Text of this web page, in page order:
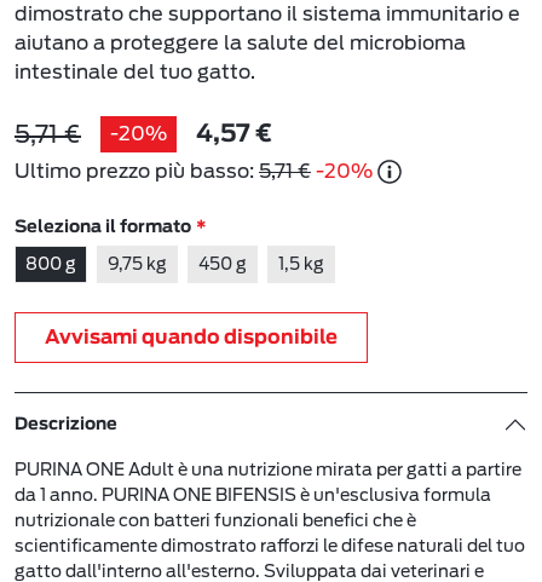
dimostrato che supportano il sistema immunitario e
aiutano a proteggere la salute del microbioma
intestinale del tuo gatto.
5,71 € -20% 4,57 €
Ultimo prezzo più basso: 5,71 € -20%
Seleziona il formato
800 g 9,75 kg 450 g 1,5 kg
Avvisami quando disponibile
Descrizione
PURINA ONE Adult è una nutrizione mirata per gatti a partire
da 1 anno. PURINA ONE BIFENSIS è un'esclusiva formula
nutrizionale con batteri funzionali benefici che è
scientificamente dimostrato rafforzi le difese naturali del tuo
gatto dall'interno all'esterno. Sviluppata dai veterinari e